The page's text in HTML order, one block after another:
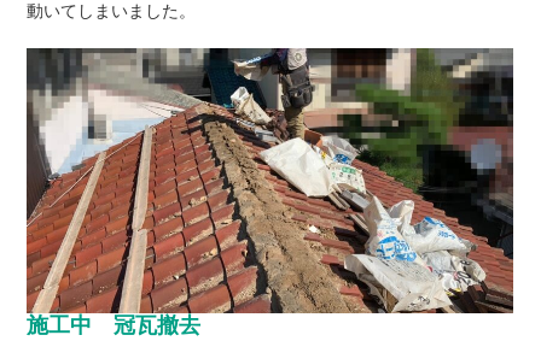
動いてしまいました。
施工中 冠瓦撤去